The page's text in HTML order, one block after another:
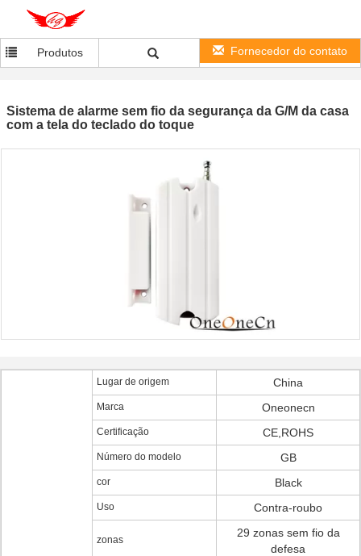
Produtos Fornecedor do contato
Sistema de alarme sem fio da segurança da G/M da casa
com a tela do teclado do toque
Lugar de origem China
Marca Oneonecn
Certificação CE,ROHS
Número do modelo GB
cor Black
Uso Contra-roubo
zonas
29 zonas sem fio da
defesa